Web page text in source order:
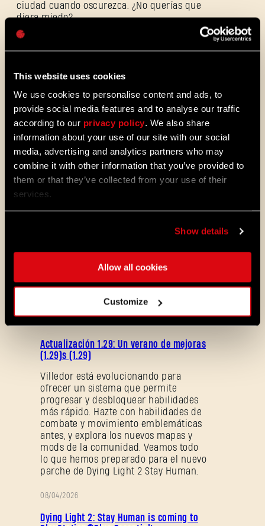
This website uses cookies
We use cookies to personalise content and ads, to
provide social media features and to analyse our traffic
according to our privacy policy. We also share
information about your use of our site with our social
media, advertising and analytics partners who may
combine it with other information that you’ve provided to
them or that they’ve collected from your use of their
services.
Show details
Allow all cookies
Customize
ciudad cuando oscurezca. ¿No querías que
diera miedo?
personales aparecerán en tu alijo cuando
global, dirígete alPuesto de Peregrinose
inicia sesión con tu cuenta para solicitar la
recompensa.
Actualización 1.29: Un verano de mejoras
(1.29)s (1.29)
Villedor está evolucionando para
ofrecer un sistema que permite
progresar y desbloquear habilidades
más rápido. Hazte con habilidades de
combate y movimiento emblemáticas
antes, y explora los nuevos mapas y
mods de la comunidad. Veamos todo
lo que hemos preparado para el nuevo
parche de Dying Light 2 Stay Human.
08/04/2026
Dying Light 2: Stay Human is coming to
Contraseña
¿Olvidaste la contraseña?